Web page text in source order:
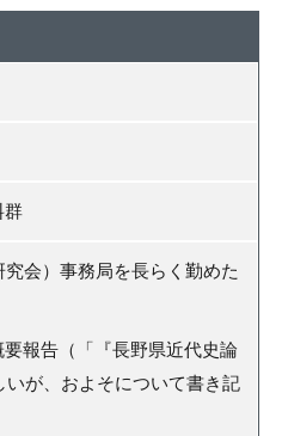
群
会）事務局を長らく勤めた
報告（「『長野県近代史論
が、およそについて書き記